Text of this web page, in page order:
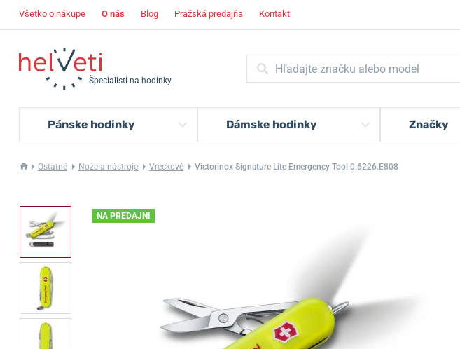
Všetko o nákupe O nás Blog Pražská predajňa Kontakt
Špecialisti na hodinky
Pánske hodinky Dámske hodinky Značky
Ostatné Nože a nástroje Vreckové Victorinox Signature Lite Emergency Tool 0.6226.E808
NA PREDAJNI